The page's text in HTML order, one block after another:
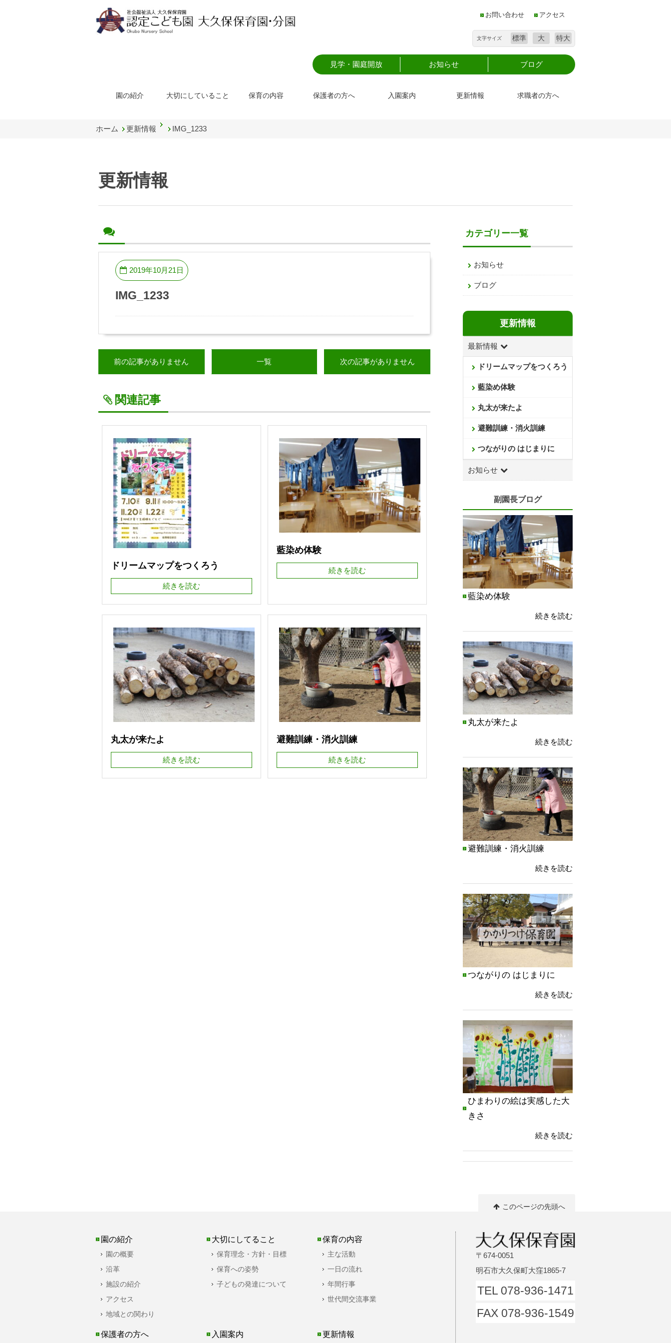
お問い合わせ アクセス
文字サイズ 標準 大 特大
見学・園庭開放 お知らせ ブログ
園の紹介 大切にしていること 保育の内容 保護者の方へ 入園案内 更新情報 求職者の方へ
ホーム 更新情報 IMG_1233
更新情報
2019年10月21日
IMG_1233
前の記事がありません 一覧 次の記事がありません
関連記事
ドリームマップをつくろう
続きを読む
藍染め体験
続きを読む
丸太が来たよ
続きを読む
避難訓練・消火訓練
続きを読む
カテゴリー一覧
お知らせ
ブログ
更新情報
最新情報
ドリームマップをつくろう
藍染め体験
丸太が来たよ
避難訓練・消火訓練
つながりの はじまりに
お知らせ
副園長ブログ
藍染め体験
続きを読む
丸太が来たよ
続きを読む
避難訓練・消火訓練
続きを読む
つながりの はじまりに
続きを読む
ひまわりの絵は実感した大
きさ
続きを読む
このページの先頭へ
園の紹介
園の概要
沿革
施設の紹介
アクセス
地域との関わり
大切にしてること
保育理念・方針・目標
保育への姿勢
子どもの発達について
保育の内容
主な活動
一日の流れ
年間行事
世代間交流事業
保護者の方へ 入園案内 更新情報
〒674-0051
明石市大久保町大窪1865-7
TEL 078-936-1471
FAX 078-936-1549